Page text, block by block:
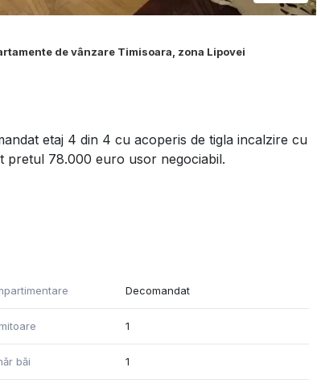
de vânzare Timisoara, zona Lipovei
etaj 4 din 4 cu acoperis de tigla incalzire cu
pretul 78.000 euro usor negociabil.
Decomandat
1
băi 1